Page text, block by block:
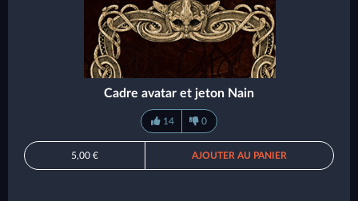
Cadre avatar et jeton Nain
14 0
5,00 € AJOUTER AU PANIER